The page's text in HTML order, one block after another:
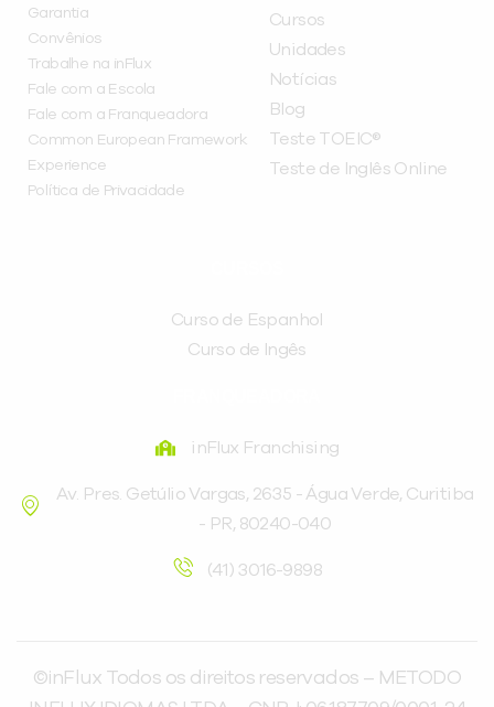
Garantia
Convênios
Trabalhe na inFlux
Fale com a Escola
Fale com a Franqueadora
Common European Framework
Experience
Política de Privacidade
Cursos
Unidades
Notícias
Blog
Teste TOEIC®
Teste de Inglês Online
Curso de Espanhol
Curso de Ingês
inFlux Franchising
Av. Pres. Getúlio Vargas, 2635 - Água Verde, Curitiba
- PR, 80240-040
(41) 3016-9898
©inFlux Todos os direitos reservados – METODO